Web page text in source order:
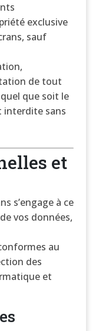
exclusive
sauf
de tout
que soit le
interdite sans
et
s’engage à ce
vos données,
au
des
et